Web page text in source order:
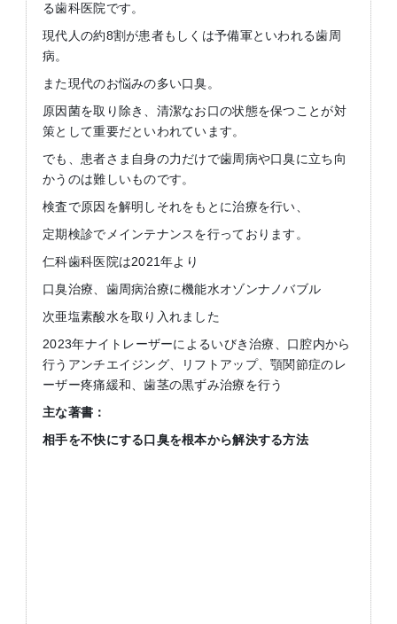
る歯科医院です。
現代人の約8割が患者もしくは予備軍といわれる歯周
病。
また現代のお悩みの多い口臭。
原因菌を取り除き、清潔なお口の状態を保つことが対
策として重要だといわれています。
でも、患者さま自身の力だけで歯周病や口臭に立ち向
かうのは難しいものです。
検査で原因を解明しそれをもとに治療を行い、
定期検診でメインテナンスを行っております。
仁科歯科医院は2021年より
口臭治療、歯周病治療に機能水オゾンナノバブル
次亜塩素酸水を取り入れました
2023年ナイトレーザーによるいびき治療、口腔内から
行うアンチエイジング、リフトアップ、顎関節症のレ
ーザー疼痛緩和、歯茎の黒ずみ治療を行う
主な著書：
相手を不快にする口臭を根本から解決する方法